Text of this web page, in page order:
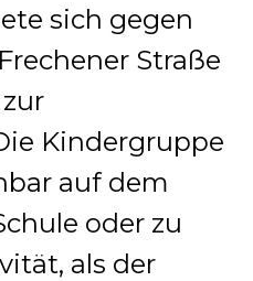
sich gegen
Straße
Kindergruppe
auf dem
oder zu
als der